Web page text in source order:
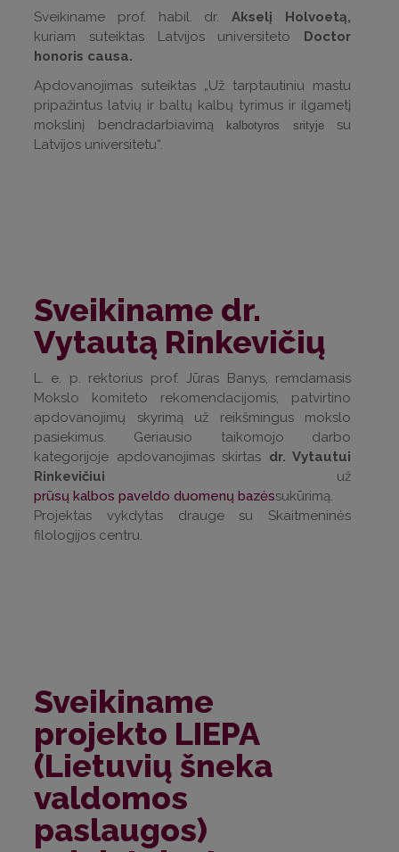
Sveikiname prof. habil. dr.Akselį Holvoetą,
kuriam suteiktas Latvijos universiteto Doctor
honoris causa.
Apdovanojimas suteiktas „Už tarptautiniu mastu
pripažintus latvių ir baltų kalbų tyrimus ir ilgametį
mokslinį bendradarbiavimą
kalbotyros srityjesu
Latvijos universitetu“.
Sveikiname dr.
Vytautą Rinkevičių
L. e. p. rektorius prof. Jūras Banys, remdamasis
Mokslo komiteto rekomendacijomis, patvirtino
apdovanojimų skyrimą už reikšmingus mokslo
pasiekimus. Geriausio taikomojo darbo
kategorijoje apdovanojimas skirtas dr. Vytautui
Rinkevičiui už
prūsų kalbos paveldo duomenų bazėssukūrimą.
Projektas vykdytas drauge su Skaitmeninės
filologijos centru.
Sveikiname
projekto LIEPA
(Lietuvių šneka
valdomos
paslaugos)